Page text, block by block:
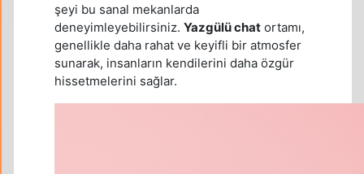
şeyi bu sanal mekanlarda
deneyimleyebilirsiniz. Yazgülü chat ortamı,
genellikle daha rahat ve keyifli bir atmosfer
sunarak, insanların kendilerini daha özgür
hissetmelerini sağlar.